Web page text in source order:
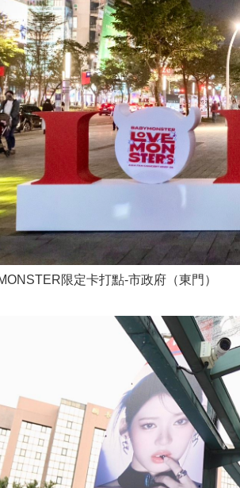
限定卡打點-市政府（東門）